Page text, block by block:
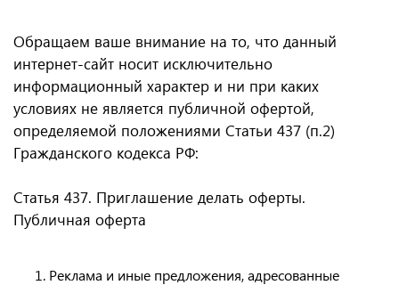
Обращаем ваше внимание на то, что данный
интернет-сайт носит исключительно
информационный характер и ни при каких
условиях не является публичной офертой,
определяемой положениями Статьи 437 (п.2)
Гражданского кодекса РФ:
Статья 437. Приглашение делать оферты.
Публичная оферта
Реклама и иные предложения, адресованные